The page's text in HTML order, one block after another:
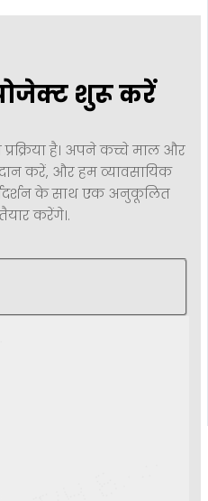
शुरू करें
है। अपने कच्चे माल और
करें, और हम व्यावसायिक
के साथ एक अनुकूलित
करेंगे।.